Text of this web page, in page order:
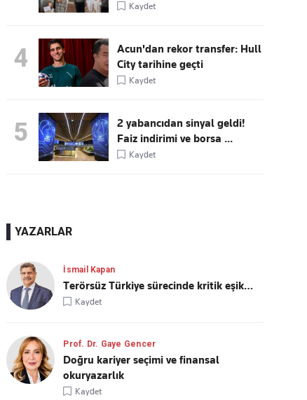
Kaydet
4
Acun'dan rekor transfer: Hull
City tarihine geçti
Kaydet
5
2 yabancıdan sinyal geldi!
Faiz indirimi ve borsa ...
Kaydet
YAZARLAR
İsmail Kapan
Terörsüz Türkiye sürecinde kritik eşik…
Kaydet
Prof. Dr. Gaye Gencer
Doğru kariyer seçimi ve finansal
okuryazarlık
Kaydet